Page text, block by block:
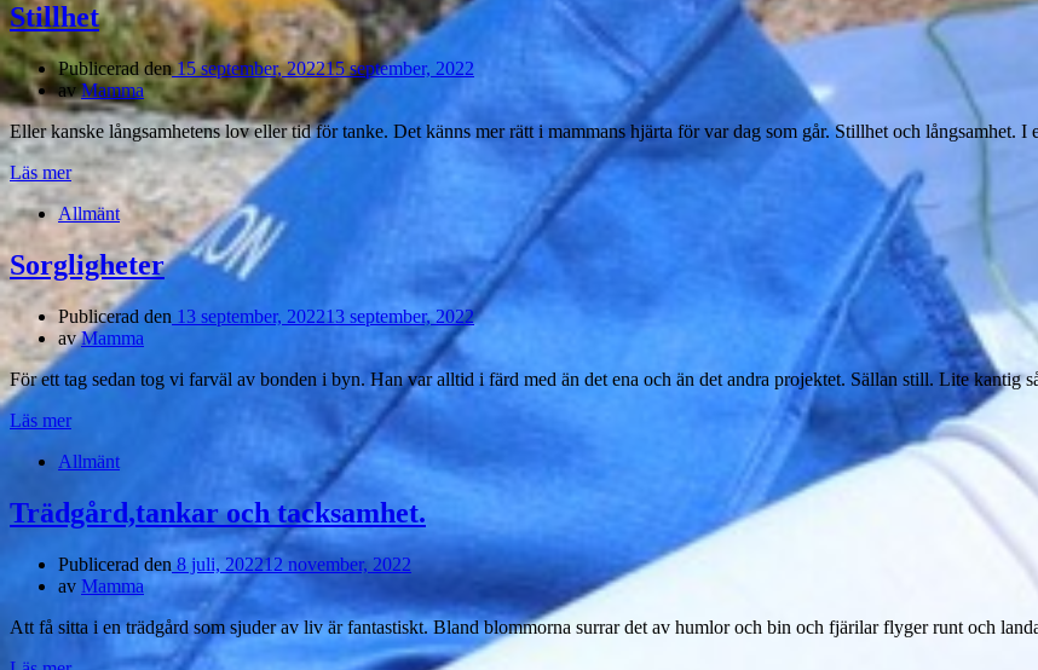
Stillhet
Publicerad den 15 september, 202215 september, 2022
avMamma
Eller kanske långsamhetens lov eller tid för tanke. Det känns mer rätt i mammans hjärta för var dag som går. Stillhet och långsamhet.
Läs mer
Allmänt
Sorgligheter
Publicerad den 13 september, 202213 september, 2022
avMamma
För ett tag sedan tog vi farväl av bonden i byn. Han var alltid i färd med än det ena och än det andra projektet. Sällan still. Lite kantig
Läs mer
Allmänt
Trädgård,tankar och tacksamhet.
Publicerad den 8 juli, 202212 november, 2022
av Mamma
Att få sitta i en trädgård som sjuder av liv är fantastiskt. Bland blommorna surrar det av humlor och bin och fjärilar flyger runt och